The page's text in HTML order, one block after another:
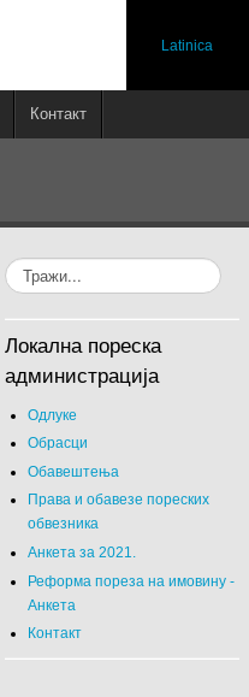
Latinica
Контакт
Локална пореска
администрација
Одлуке
Обрасци
Обавештења
Права и обавезе пореских
обвезника
Анкета за 2021.
Реформа пореза на имовину -
Анкета
Контакт